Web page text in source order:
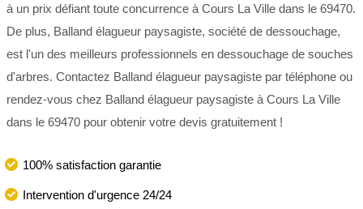
à un prix défiant toute concurrence à Cours La Ville dans le 69470.
De plus, Balland élagueur paysagiste, société de dessouchage,
est l'un des meilleurs professionnels en dessouchage de souches
d'arbres. Contactez Balland élagueur paysagiste par téléphone ou
rendez-vous chez Balland élagueur paysagiste à Cours La Ville
dans le 69470 pour obtenir votre devis gratuitement !
100% satisfaction garantie
Intervention d'urgence 24/24